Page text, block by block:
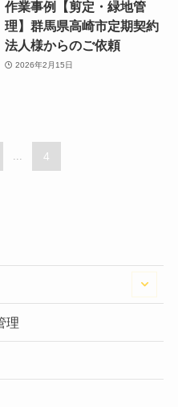
作業事例【剪定・緑地管
理】群馬県高崎市定期契約
法人様からのご依頼
2026年2月15日
4
理